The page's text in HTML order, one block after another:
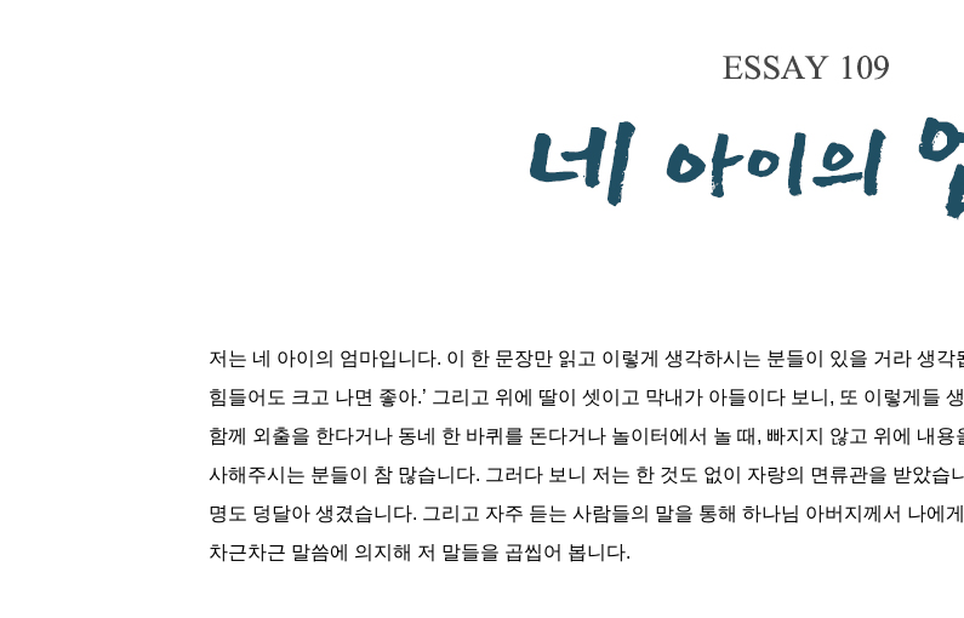
저는 네 아이의 엄마입니다. 이 한 문장만 읽고 이렇게 생각하시는 분들이 있을 거라 생각
힘들어도 크고 나면 좋아.’ 그리고 위에 딸이 셋이고 막내가 아들이다 보니, 또 이렇게들
함께 외출을 한다거나 동네 한 바퀴를 돈다거나 놀이터에서 놀 때, 빠지지 않고 위에 내
사해주시는 분들이 참 많습니다. 그러다 보니 저는 한 것도 없이 자랑의 면류관을 받았
명도 덩달아 생겼습니다. 그리고 자주 듣는 사람들의 말을 통해 하나님 아버지께서 나에
차근차근 말씀에 의지해 저 말들을 곱씹어 봅니다.